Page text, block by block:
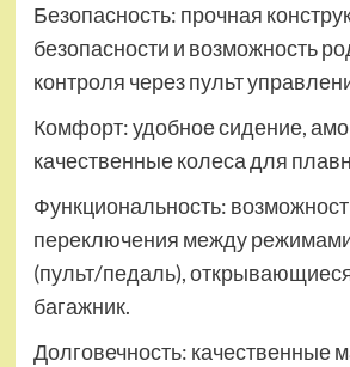
Безопасность: прочная
безопасности и возможность
контроля через пульт
Комфорт: удобное сидение,
качественные колеса для
Функциональность:
переключения между
(пульт/педаль),
багажник.
Долговечность: качественные